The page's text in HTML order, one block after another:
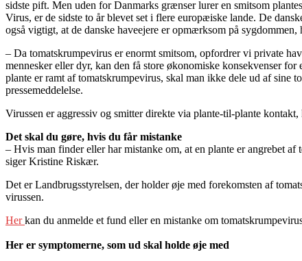
sidste pift. Men uden for Danmarks grænser lurer en smitsom
Virus, er de sidste to år blevet set i flere europæiske lande. De
også vigtigt, at de danske haveejere er opmærksom på
– Da tomatskrumpevirus er enormt smitsom, opfordrer vi private
mennesker eller dyr, kan den få store økonomiske konsekvenser
plante er ramt af tomatskrumpevirus, skal man ikke dele ud af sine
pressemeddelelse.
Virussen er aggressiv og smitter direkte via plante-til-plante
Det skal du gøre, hvis du får mistanke
– Hvis man finder eller har mistanke om, at en plante er angrebet
siger Kristine Riskær.
Det er Landbrugsstyrelsen, der holder øje med forekomsten af
virussen.
Herkan du anmelde et fund eller en mistanke om
Her er symptomerne, som ud skal holde øje med